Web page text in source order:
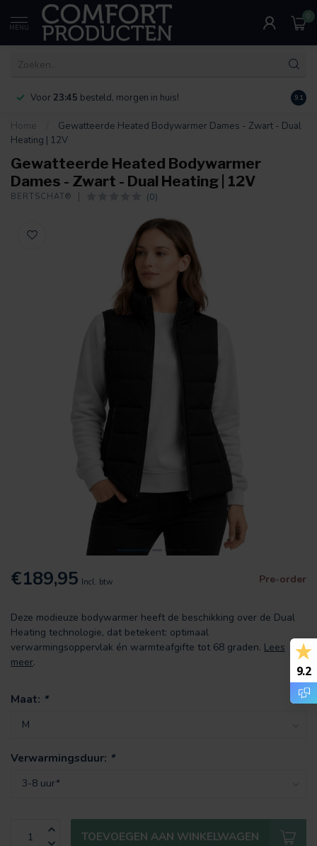
MENU
0
Voor 23:45 besteld, morgen in huis! 9.1
Home
Gewatteerde Heated Bodywarmer Dames - Zwart - Dual
Heating | 12V
Gewatteerde Heated Bodywarmer
Dames - Zwart - Dual Heating | 12V
BERTSCHAT® (0)
€189,95 Incl. btw Pre-order
Deze modieuze bodywarmer heeft de beschikking over de Dual
Heating technologie, dat betekent: optimaal
verwarmingsoppervlak én warmteafgifte tot 68 graden. Lees
meer.
Maat: *
Verwarmingsduur: *
TOEVOEGEN AAN WINKELWAGEN
9.2